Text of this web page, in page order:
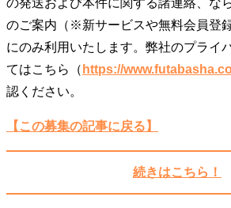
の発送および本件に関する諸連絡、な
のご案内（※新サービスや無料会員登
にのみ利用いたします。弊社のプライ
てはこちら（ https://
認ください。
【この募集の記事に戻る】
続きはこちら！